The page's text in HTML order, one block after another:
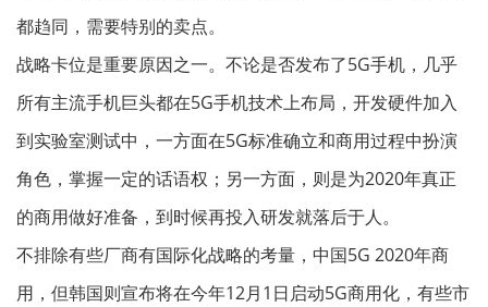
都趋同，需要特别的卖点。
战略卡位是重要原因之一。不论是否发布了5G手机，几乎
所有主流手机巨头都在5G手机技术上布局，开发硬件加入
到实验室测试中，一方面在5G标准确立和商用过程中扮演
角色，掌握一定的话语权；另一方面，则是为2020年真正
的商用做好准备，到时候再投入研发就落后于人。
不排除有些厂商有国际化战略的考量，中国5G 2020年商
用，但韩国则宣布将在今年12月1日启动5G商用化，有些市